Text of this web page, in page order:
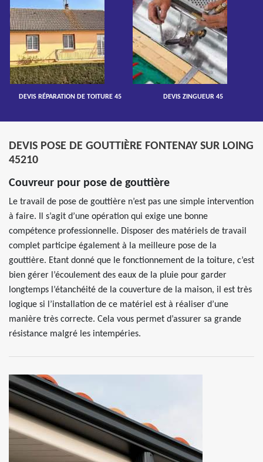
DEVIS RÉPARATION DE TOITURE 45 DEVIS ZINGUEUR 45
DEVIS POSE DE GOUTTIÈRE FONTENAY SUR LOING
45210
Couvreur pour pose de gouttière
Le travail de pose de gouttière n’est pas une simple intervention
à faire. Il s’agit d’une opération qui exige une bonne
compétence professionnelle. Disposer des matériels de travail
complet participe également à la meilleure pose de la
gouttière. Etant donné que le fonctionnement de la toiture, c’est
bien gérer l’écoulement des eaux de la pluie pour garder
longtemps l’étanchéité de la couverture de la maison, il est très
logique si l’installation de ce matériel est à réaliser d’une
manière très correcte. Cela vous permet d’assurer sa grande
résistance malgré les intempéries.